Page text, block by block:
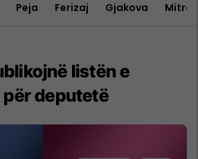
Peja Ferizaj Gjakova
listën e
deputetë